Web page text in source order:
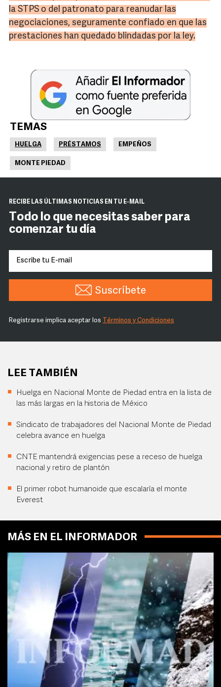
la STPS o del patronato para reanudar las
negociaciones, seguramente confiado en que las
prestaciones han quedado blindadas por la ley.
TEMAS
HUELGA PRÉSTAMOS EMPEÑOS
MONTE PIEDAD
RECIBE LAS ÚLTIMAS NOTICIAS EN TU E-MAIL
Todo lo que necesitas saber para
comenzar tu día
Suscríbete
Registrarse implica aceptar los Términos y Condiciones
LEE TAMBIÉN
Huelga en Nacional Monte de Piedad entra en la lista de
las más largas en la historia de México
Sindicato de trabajadores del Nacional Monte de Piedad
celebra avance en huelga
CNTE mantendrá exigencias pese a receso de huelga
nacional y retiro de plantón
El primer robot humanoide que escalaría el monte
Everest
MÁS EN EL INFORMADOR